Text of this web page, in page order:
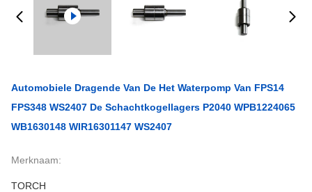
Automobiele Dragende Van De Het Waterpomp Van FPS14
FPS348 WS2407 De Schachtkogellagers P2040 WPB1224065
WB1630148 WIR16301147 WS2407
Merknaam:
TORCH